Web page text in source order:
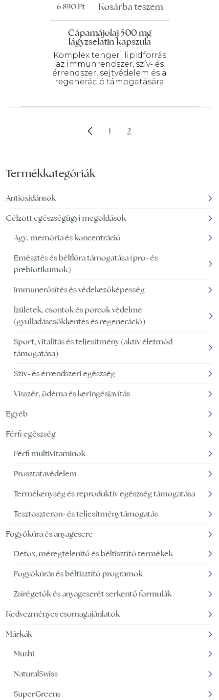
Cápamájolaj 500 mg
lágyzselatin kapszula
Komplex tengeri lipidforrás
az immunrendszer, szív- és
érrendszer, sejtvédelem és a
regeneráció támogatására
6 890Ft Kosárba teszem
1 2
Termékkategóriák
Antioxidánsok
Célzott egészségügyi megoldások
Agy, memória és koncentráció
Emésztés és bélflóra támogatása (pro- és
prebiotikumok)
Immunerősítés és védekezőképesség
Ízületek, csontok és porcok védelme
(gyulladáscsökkentés és regeneráció)
Sport, vitalitás és teljesítmény (aktív életmód
támogatása)
Szív- és érrendszeri egészség
Visszér, ödéma és keringésjavítás
Egyéb
Férfi egészség
Férfi multivitaminok
Prosztatavédelem
Termékenység és reproduktív egészség támogatása
Tesztoszteron- és teljesítménytámogatás
Fogyókúra és anyagcsere
Detox, méregtelenítő és béltisztító termékek
Fogyókúrás és béltisztító programok
Zsírégetők és anyagcserét serkentő formulák
Kedvezményes csomagajánlatok
Márkák
Mushi
NaturalSwiss
SuperGreens